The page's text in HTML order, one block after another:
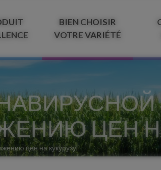
BIEN CHOISIR
VOTRE VARIÉTÉ
ЦЕН
цен на кукурузу